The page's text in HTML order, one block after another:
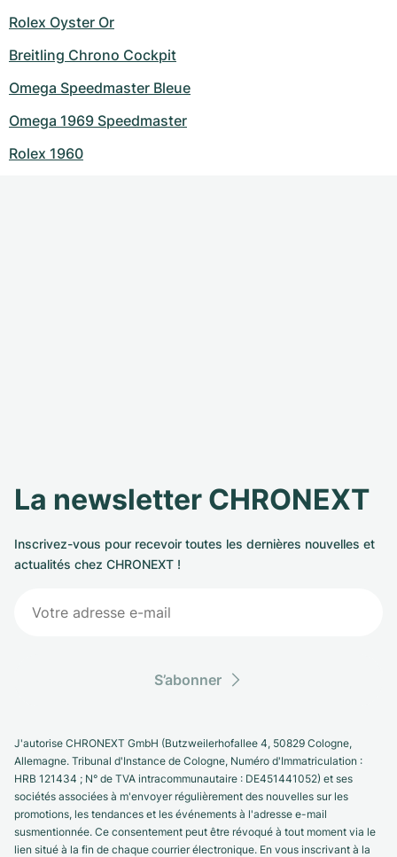
Rolex Oyster Or
Breitling Chrono Cockpit
Omega Speedmaster Bleue
Omega 1969 Speedmaster
Rolex 1960
La newsletter CHRONEXT
Inscrivez-vous pour recevoir toutes les dernières nouvelles et
actualités chez CHRONEXT !
S’abonner
J'autorise CHRONEXT GmbH (Butzweilerhofallee 4, 50829 Cologne,
Allemagne. Tribunal d'Instance de Cologne, Numéro d'Immatriculation :
HRB 121434 ; N° de TVA intracommunautaire : DE451441052) et ses
sociétés associées à m'envoyer régulièrement des nouvelles sur les
promotions, les tendances et les événements à l'adresse e-mail
susmentionnée. Ce consentement peut être révoqué à tout moment via le
lien situé à la fin de chaque courrier électronique. En vous inscrivant à la